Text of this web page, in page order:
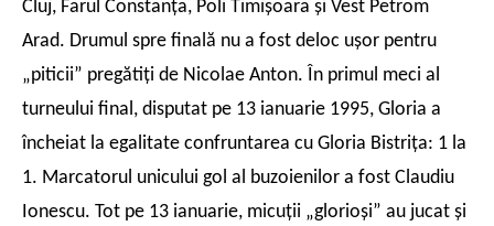
Cluj, Farul Constanţa, Poli Timişoara şi Vest Petrom
Arad. Drumul spre finală nu a fost deloc uşor pentru
„piticii” pregătiţi de Nicolae Anton. În primul meci al
turneului final, disputat pe 13 ianuarie 1995, Gloria a
încheiat la egalitate confruntarea cu Gloria Bistriţa: 1 la
1. Marcatorul unicului gol al buzoienilor a fost Claudiu
Ionescu. Tot pe 13 ianuarie, micuţii „glorioşi” au jucat şi